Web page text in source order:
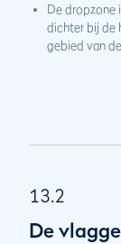
De dropzone
dichter bij de
gebied van
13.2
De